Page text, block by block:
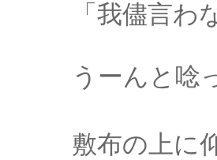
わないで
唸って首を
に仰向けに